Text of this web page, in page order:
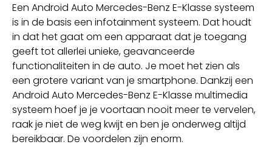
Een Android Auto Mercedes-Benz E-Klasse systeem
is in de basis een infotainment systeem. Dat houdt
in dat het gaat om een apparaat dat je toegang
geeft tot allerlei unieke, geavanceerde
functionaliteiten in de auto. Je moet het zien als
een grotere variant van je smartphone. Dankzij een
Android Auto Mercedes-Benz E-Klasse multimedia
systeem hoef je je voortaan nooit meer te vervelen,
raak je niet de weg kwijt en ben je onderweg altijd
bereikbaar. De voordelen zijn enorm.